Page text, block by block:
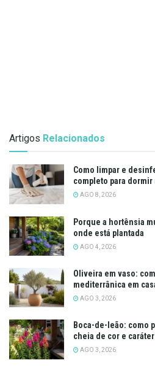
Artigos Relacionados
Como limpar e
completo para
AGO 8, 2026
Porque a hortênsia
onde está plantada
AGO 4, 2026
Oliveira em vaso:
mediterrânica em
AGO 3, 2026
Boca-de-leão: como
cheia de cor e caráter
AGO 3, 2026